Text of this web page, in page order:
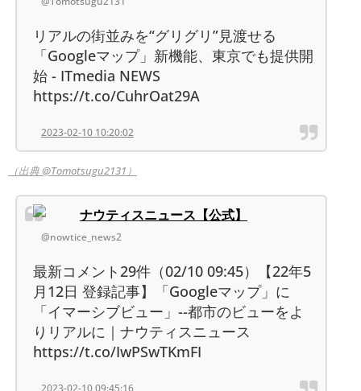
リアルの街並みを“グリグリ”見渡せる
「Googleマップ」新機能、東京でも提供開
始 - ITmedia NEWS
https://t.co/CuhrOat29A
2023-02-10 10:20:02
（出典 @Tomotsugu2131）
ナウティスニュース【公式】
@nowtice_news2
最新コメント29件（02/10 09:45）【22年5
月12日 登録記事】「Googleマップ」に
「イマーシブビュー」--都市のビューをよ
りリアルに｜ナウティスニュース
https://t.co/IwPSwTKmFI
2023-02-10 09:45:16